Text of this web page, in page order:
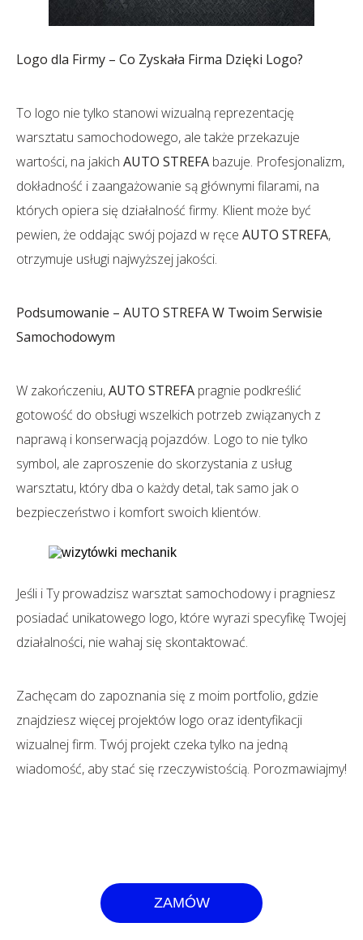
Logo dla Firmy – Co Zyskała Firma Dzięki Logo?
To logo nie tylko stanowi wizualną reprezentację
warsztatu samochodowego, ale także przekazuje
wartości, na jakich AUTO STREFA bazuje. Profesjonalizm,
dokładność i zaangażowanie są głównymi filarami, na
których opiera się działalność firmy. Klient może być
pewien, że oddając swój pojazd w ręce AUTO STREFA,
otrzymuje usługi najwyższej jakości.
Podsumowanie – AUTO STREFA W Twoim Serwisie
Samochodowym
W zakończeniu,AUTO STREFA pragnie podkreślić
gotowość do obsługi wszelkich potrzeb związanych z
naprawą i konserwacją pojazdów. Logo to nie tylko
symbol, ale zaproszenie do skorzystania z usług
warsztatu, który dba o każdy detal, tak samo jak o
bezpieczeństwo i komfort swoich klientów.
Jeśli i Ty prowadzisz warsztat samochodowy i pragniesz
posiadać unikatowego logo, które wyrazi specyfikę Twojej
działalności, nie wahaj się skontaktować.
Zachęcam do zapoznania się z moim portfolio, gdzie
znajdziesz więcej projektów logo oraz identyfikacji
wizualnej firm. Twój projekt czeka tylko na jedną
wiadomość, aby stać się rzeczywistością. Porozmawiajmy!
ZAMÓW